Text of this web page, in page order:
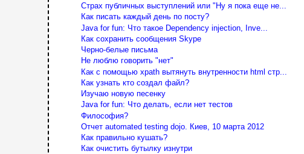
Страх публичных выступлений или "Ну я пока еще не...
Как писать каждый день по посту?
Java for fun: Что такое Dependency injection, Inve...
Как сохранить сообщения Skype
Черно-белые письма
Не люблю говорить "нет"
Как с помощью xpath вытянуть внутренности html стр...
Как узнать кто создал файл?
Изучаю новую песенку
Java for fun: Что делать, если нет тестов
Философия?
Отчет automated testing dojo. Киев, 10 марта 2012
Как правильно кушать?
Как очистить бутылку изнутри